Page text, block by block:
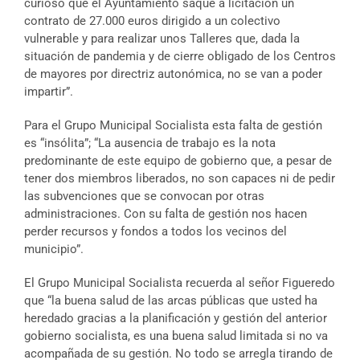
curioso que el Ayuntamiento saque a licitación un
contrato de 27.000 euros dirigido a un colectivo
vulnerable y para realizar unos Talleres que, dada la
situación de pandemia y de cierre obligado de los Centros
de mayores por directriz autonómica, no se van a poder
impartir”.
Para el Grupo Municipal Socialista esta falta de gestión
es “insólita”; “La ausencia de trabajo es la nota
predominante de este equipo de gobierno que, a pesar de
tener dos miembros liberados, no son capaces ni de pedir
las subvenciones que se convocan por otras
administraciones. Con su falta de gestión nos hacen
perder recursos y fondos a todos los vecinos del
municipio”.
El Grupo Municipal Socialista recuerda al señor Figueredo
que “la buena salud de las arcas públicas que usted ha
heredado gracias a la planificación y gestión del anterior
gobierno socialista, es una buena salud limitada si no va
acompañada de su gestión. No todo se arregla tirando de